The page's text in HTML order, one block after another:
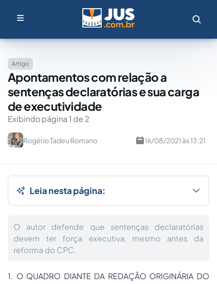
Artigo
Apontamentos com relação a
sentenças declaratórias e sua carga
de executividade
Exibindo página 1 de 2
Rogério Tadeu Romano 16/08/2021 às 13:21
Leia nesta página:
O autor defende que sentenças declaratórias
devem ter força executiva, mesmo antes da
reforma do CPC.
1. O QUADRO DIANTE DA REDAÇÃO ORIGINÁRIA DO